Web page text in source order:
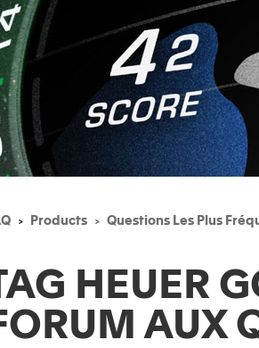
Products Questions Les Plus
HEUER
AUX